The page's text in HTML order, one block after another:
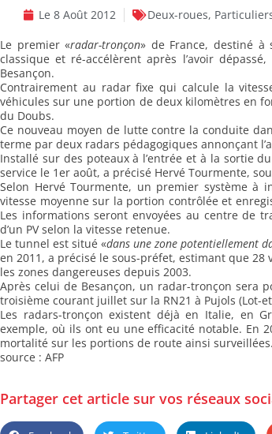
Le 8 Août 2012 Deux-roues,
Le premier «radar-tronçon» de France, destiné à
classique et ré-accélèrent après l’avoir
Besançon.
Contrairement au radar fixe qui calcule la
véhicules sur une portion de deux kilomètres en
du Doubs.
Ce nouveau moyen de lutte contre la conduite
terme par deux radars pédagogiques annonçant
Installé sur des poteaux à l’entrée et à la sortie
service le 1er août, a précisé Hervé Tourmente,
Selon Hervé Tourmente, un premier système à
vitesse moyenne sur la portion contrôlée et
Les informations seront envoyées au centre de
d’un PV selon la vitesse retenue.
Le tunnel est situé «dans une zone potentiellement
en 2011, a précisé le sous-préfet, estimant que
les zones dangereuses depuis 2003.
Après celui de Besançon, un radar-tronçon sera
troisième courant juillet sur la RN21 à Pujols (Lot-
Les radars-tronçon existent déjà en Italie, en
exemple, où ils ont eu une efficacité notable. En
mortalité sur les portions de route ainsi surveillées.
source : AFP
Partager cet article sur vos réseaux